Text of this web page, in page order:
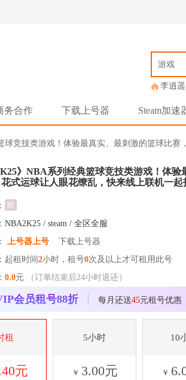
游戏
李逍遥
务合作 下载上号器 Steam加速
球竞技类游戏！体验最真实、最刺激的篮球比
》NBA系列经典篮球竞技类游戏！体
式运球让人眼花缭乱，快来线上联机一起
赔
NBA2K25 / steam / 全区全服
上号器上号
下载上号器
起租时间2小时，租号0次及以上才可租用此号
0.0元 （订单结束后24小时退还）
会员租号88折 每月还送45元租号优惠
租
元
5小时
￥ 3.00元
10
￥